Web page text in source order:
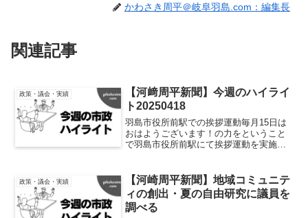
かわさき周平＠岐阜羽島.com：編集長
関連記事
政策・議会・実績
【河﨑周平新聞】今週のハイライ
ト20250418
羽島市役所前駅での挨拶運動毎月15日は
おはようございます！の力をということ
で羽島市役所前駅にて挨拶運動を実施し
徒会の皆さんと一緒に取り組んでいるも
のです。羽島市役所前駅...
政策・議会・実績
【河崎周平新聞】地域コミュニテ
ィの創出・夏の自由研究に議員を
調べる